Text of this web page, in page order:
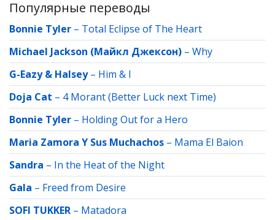
Популярные переводы
Bonnie Tyler – Total Eclipse of The Heart
Michael Jackson (Майкл Джексон) – Why
G-Eazy & Halsey– Him & I
Doja Cat – 4 Morant (Better Luck next Time)
Bonnie Tyler – Holding Out for a Hero
Maria Zamora Y Sus Muchachos – Mama El Baion
Sandra – In the Heat of the Night
Gala – Freed from Desire
SOFI TUKKER – Matadora